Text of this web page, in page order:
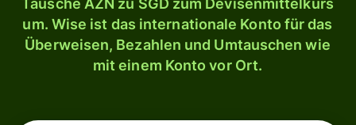
Tausche AZN zu SGD zum Devisenmittelkurs
um. Wise ist das internationale Konto für das
Überweisen, Bezahlen und Umtauschen wie
mit einem Konto vor Ort.